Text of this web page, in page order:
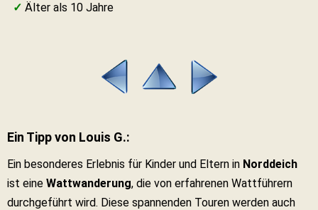
✓ Älter als 10 Jahre
Ein Tipp von Louis G.:
Ein besonderes Erlebnis für Kinder und Eltern in Norddeich
ist eine Wattwanderung, die von erfahrenen Wattführern
durchgeführt wird. Diese spannenden Touren werden auch